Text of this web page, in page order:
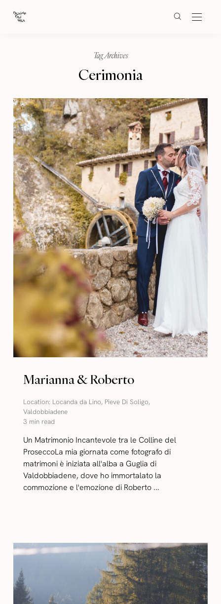
Tag Archives
Cerimonia
Marianna & Roberto
Location: Locanda da Lino, Pieve Di Soligo,
Valdobbiadene
3 min read
Un Matrimonio Incantevole tra le Colline del
ProseccoLa mia giornata come fotografo di
matrimoni è iniziata all'alba a Guglia di
Valdobbiadene, dove ho immortalato la
commozione e l'emozione di Roberto ...